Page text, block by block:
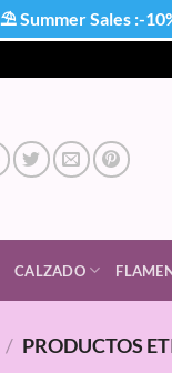
CALZADO
/ PRODUCTOS
⛱ Summer Sales :-